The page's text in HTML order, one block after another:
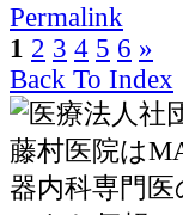
Permalink
1 2 3 4 5 6 »
Back To Index